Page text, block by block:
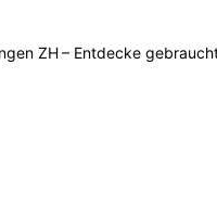
ZH – Entdecke